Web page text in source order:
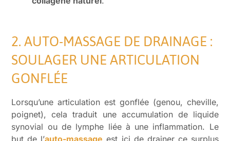
2. AUTO-MASSAGE DE DRAINAGE :
SOULAGER UNE ARTICULATION
GONFLÉE
Lorsqu’une articulation est gonflée (genou, cheville,
poignet), cela traduit une accumulation de liquide
synovial ou de lymphe liée à une inflammation. Le
but de l’auto-massage est ici de drainer ce surplus